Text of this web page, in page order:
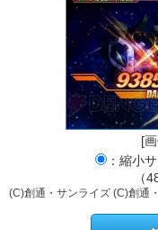
[
：縮小
（
(C)創通・サンライズ (C)創通